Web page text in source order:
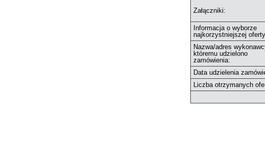
Załączniki:
Informacja o wyborze
najkorzystniejszej
Nazwa/adres
któremu udzielono
zamówienia:
Data udzielenia
Liczba otrzymanych